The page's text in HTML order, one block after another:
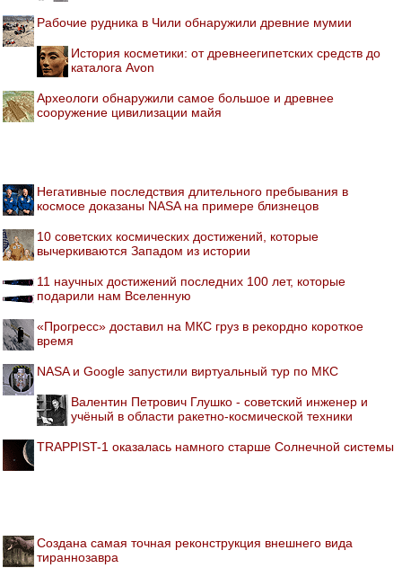
Рабочие рудника в Чили обнаружили древние мумии
История косметики: от древнеегипетских средств до
каталога Avon
Археологи обнаружили самое большое и древнее
сооружение цивилизации майя
Негативные последствия длительного пребывания в
космосе доказаны NASA на примере близнецов
10 советских космических достижений, которые
вычеркиваются Западом из истории
11 научных достижений последних 100 лет, которые
подарили нам Вселенную
«Прогресс» доставил на МКС груз в рекордно короткое
время
NASA и Google запустили виртуальный тур по МКС
Валентин Петрович Глушко - советский инженер и
учёный в области ракетно-космической техники
TRAPPIST-1 оказалась намного старше Солнечной системы
Создана самая точная реконструкция внешнего вида
тираннозавра